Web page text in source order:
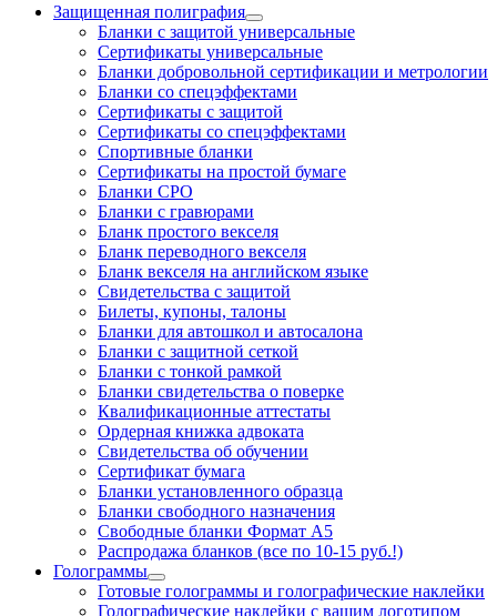
Защищенная полиграфия
Бланки с защитой универсальные
Сертификаты универсальные
Бланки добровольной сертификации и метрологии
Бланки со спецэффектами
Сертификаты с защитой
Сертификаты со спецэффектами
Спортивные бланки
Cертификаты на простой бумаге
Бланки СРО
Бланки с гравюрами
Бланк простого векселя
Бланк переводного векселя
Бланк векселя на английском языке
Свидетельства с защитой
Билеты, купоны, талоны
Бланки для автошкол и автосалона
Бланки с защитной сеткой
Бланки с тонкой рамкой
Бланки свидетельства о поверке
Квалификационные аттестаты
Ордерная книжка адвоката
Свидетельства об обучении
Сертификат бумага
Бланки установленного образца
Бланки свободного назначения
Свободные бланки Формат А5
Распродажа бланков (все по 10-15 руб.!)
Голограммы
Готовые голограммы и голографические наклейки
Голографические наклейки с вашим логотипом